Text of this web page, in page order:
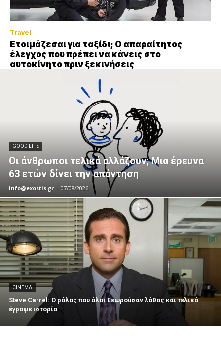
Travel
Ετοιμάζεσαι για ταξίδι; Ο απαραίτητος
έλεγχος που πρέπει να κάνεις στο
αυτοκίνητο πριν ξεκινήσεις
GOOD LIFE
Οι άνθρωποι τελικά αλλάζουν; Μια έρευνα
63 ετών δίνει την απάντηση
info@exostis.gr - 07/08/2026
CINEMA
Steve Carrel: Ο ρόλος που όλοι θεωρούσαν λάθος και τελικά
έγραψε ιστορία